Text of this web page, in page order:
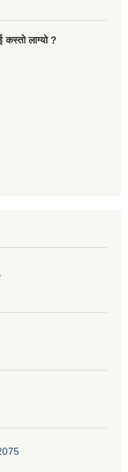
कस्तो लाग्यो ?